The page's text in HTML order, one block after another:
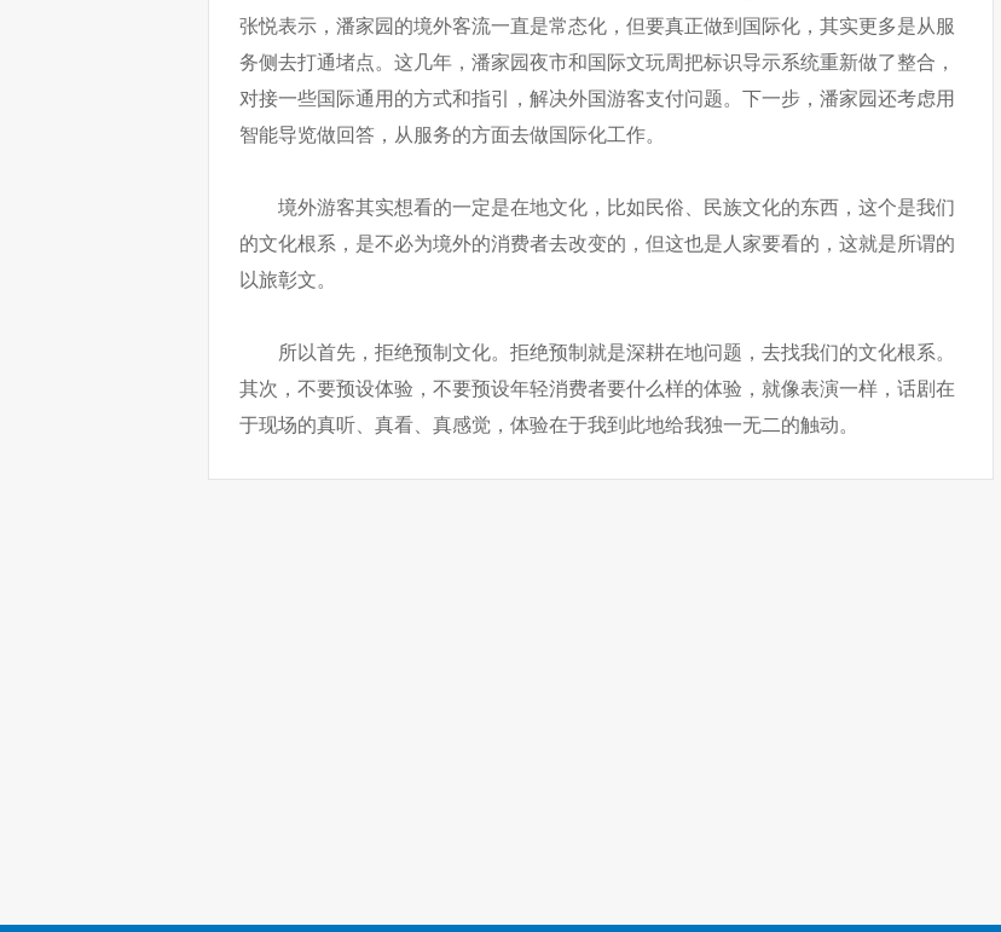
张悦表示，潘家园的境外客流一直是常态化，但要真正做到国际化，其实更多是从服
务侧去打通堵点。这几年，潘家园夜市和国际文玩周把标识导示系统重新做了整合，
对接一些国际通用的方式和指引，解决外国游客支付问题。下一步，潘家园还考虑用
智能导览做回答，从服务的方面去做国际化工作。
境外游客其实想看的一定是在地文化，比如民俗、民族文化的东西，这个是我们
的文化根系，是不必为境外的消费者去改变的，但这也是人家要看的，这就是所谓的
以旅彰文。
所以首先，拒绝预制文化。拒绝预制就是深耕在地问题，去找我们的文化根系。
其次，不要预设体验，不要预设年轻消费者要什么样的体验，就像表演一样，话剧在
于现场的真听、真看、真感觉，体验在于我到此地给我独一无二的触动。